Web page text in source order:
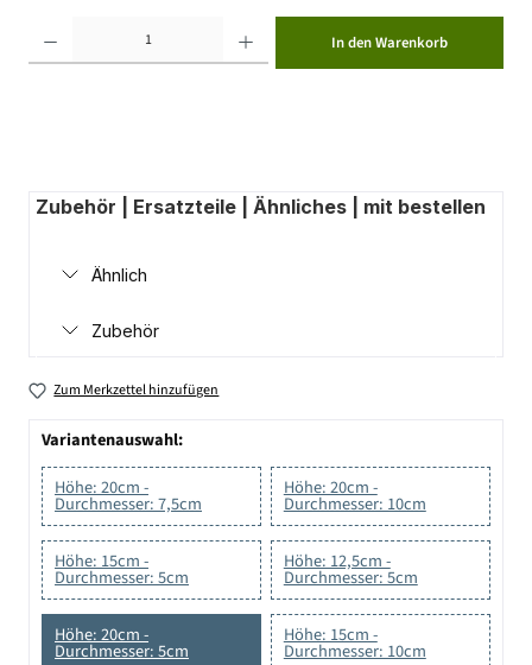
In den Warenkorb
Zubehör | Ersatzteile | Ähnliches | mit bestellen
Ähnlich
Zubehör
Zum Merkzettel hinzufügen
Variantenauswahl:
Höhe: 20cm -
Durchmesser: 7,5cm
Höhe: 20cm -
Durchmesser: 10cm
Höhe: 15cm -
Durchmesser: 5cm
Höhe: 12,5cm -
Durchmesser: 5cm
Höhe: 20cm -
Durchmesser: 5cm
Höhe: 15cm -
Durchmesser: 10cm